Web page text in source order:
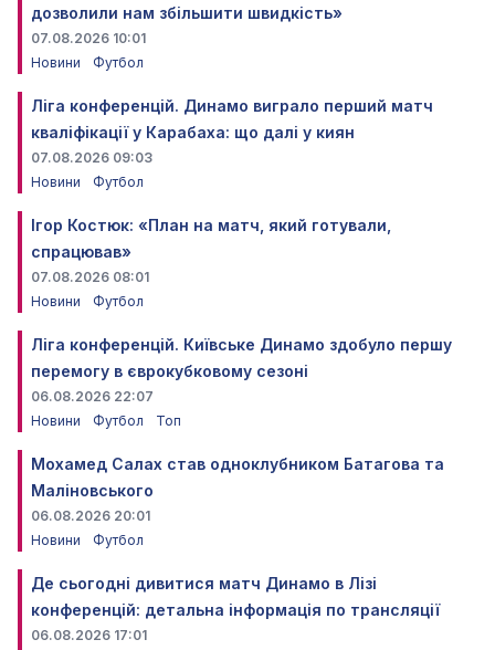
дозволили нам збільшити швидкість»
07.08.2026 10:01
Новини
Футбол
Ліга конференцій. Динамо виграло перший матч
кваліфікації у Карабаха: що далі у киян
07.08.2026 09:03
Новини
Футбол
Ігор Костюк: «План на матч, який готували,
спрацював»
07.08.2026 08:01
Новини
Футбол
Ліга конференцій. Київське Динамо здобуло першу
перемогу в єврокубковому сезоні
06.08.2026 22:07
Новини
Футбол Топ
Мохамед Салах став одноклубником Батагова та
Маліновського
06.08.2026 20:01
Новини
Футбол
Де сьогодні дивитися матч Динамо в Лізі
конференцій: детальна інформація по трансляції
06.08.2026 17:01